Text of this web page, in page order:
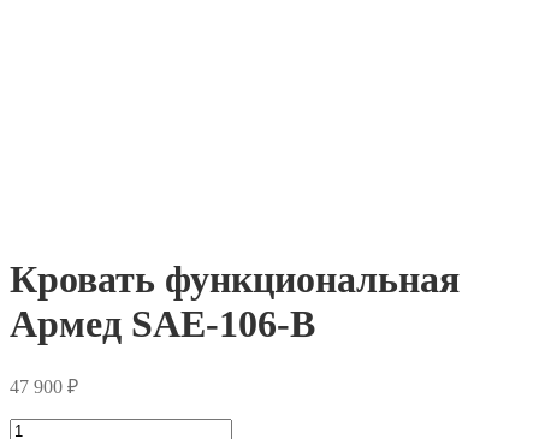
Кровать функциональная
Армед SAE-106-B
47 900 ₽
Количество